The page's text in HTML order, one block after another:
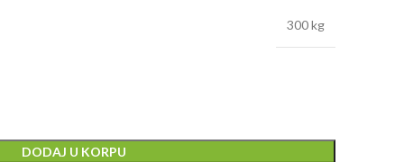
300 kg
DODAJ U KORPU